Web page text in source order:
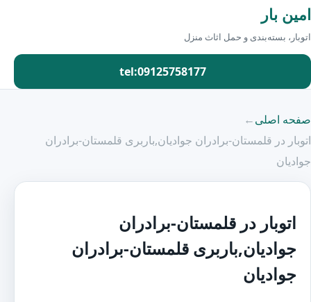
امین بار
اتوبار، بسته‌بندی و حمل اثاث منزل
tel:09125758177
صفحه اصلی←
اتوبار در قلمستان-برادران جوادیان,باربری قلمستان-برادران
جوادیان
اتوبار در قلمستان-برادران
جوادیان,باربری قلمستان-برادران
جوادیان